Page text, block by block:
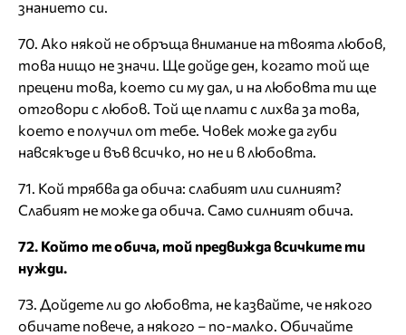
знанието си.
70. Ако някой не обръща внимание на твоята любов,
това нищо не значи. Ще дойде ден, когато той ще
прецени това, което си му дал, и на любовта ти ще
отговори с любов. Той ще плати с лихва за това,
което е получил от тебе. Човек може да губи
навсякъде и във всичко, но не и в любовта.
71. Кой трябва да обича: слабият или силният?
Слабият не може да обича. Само силният обича.
72. Който те обича, той предвижда всичките ти
нужди.
73. Дойдете ли до любовта, не казвайте, че някого
обичате повече, а някого – по-малко. Обичайте